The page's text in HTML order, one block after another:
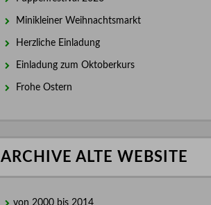
Minikleiner Weihnachtsmarkt
Herzliche Einladung
Einladung zum Oktoberkurs
Frohe Ostern
ARCHIVE ALTE WEBSITE
von 2000 bis 2014